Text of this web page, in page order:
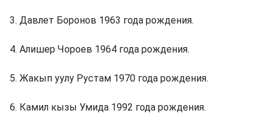
3. Давлет Боронов 1963 года рождения.
4. Алишер Чороев 1964 года рождения.
5. Жакып уулу Рустам 1970 года рождения.
6. Камил кызы Умида 1992 года рождения.